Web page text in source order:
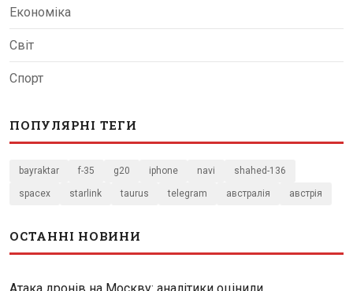
Економіка
Світ
Спорт
ПОПУЛЯРНІ ТЕГИ
bayraktar f-35 g20 iphone navi shahed-136
spacex starlink taurus telegram австралія австрія
ОСТАННІ НОВИНИ